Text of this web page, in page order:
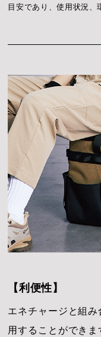
目安であり、使用状況、
【利便性】
エネチャージと組
用することができ